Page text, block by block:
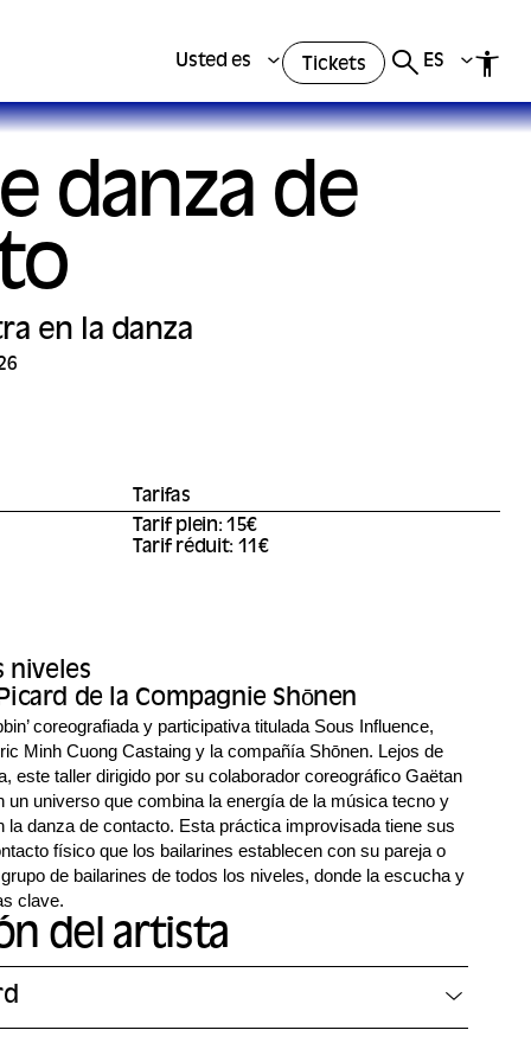
Usted es Tickets ES
danza de
en la danza
Tarifas
Tarif plein: 15€
Tarif réduit: 11€
niveles
de la Compagnie Shōnen
coreografiada y participativa titulada Sous Influence,
Minh Cuong Castaing y la compañía Shōnen. Lejos de
este taller dirigido por su colaborador coreográfico Gaëtan
un universo que combina la energía de la música tecno y
la danza de contacto. Esta práctica improvisada tiene sus
físico que los bailarines establecen con su pareja o
de bailarines de todos los niveles, donde la escucha y
clave.
del artista